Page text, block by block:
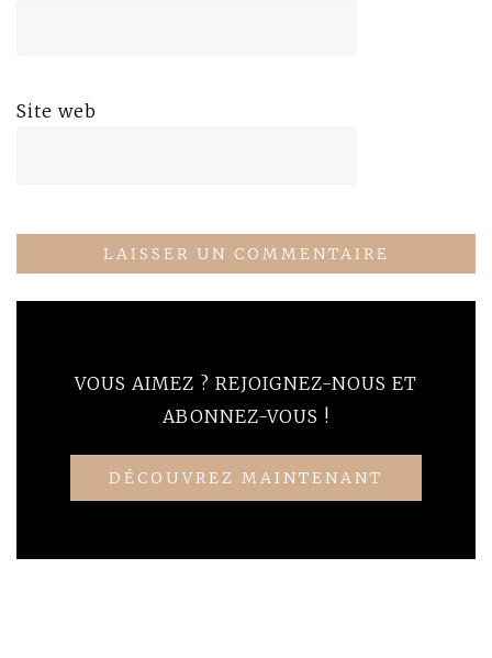
Site web
VOUS AIMEZ ? REJOIGNEZ-NOUS ET
ABONNEZ-VOUS !
DÉCOUVREZ MAINTENANT